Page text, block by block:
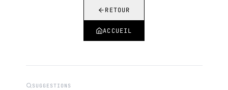
RETOUR
ACCUEIL
SUGGESTIONS